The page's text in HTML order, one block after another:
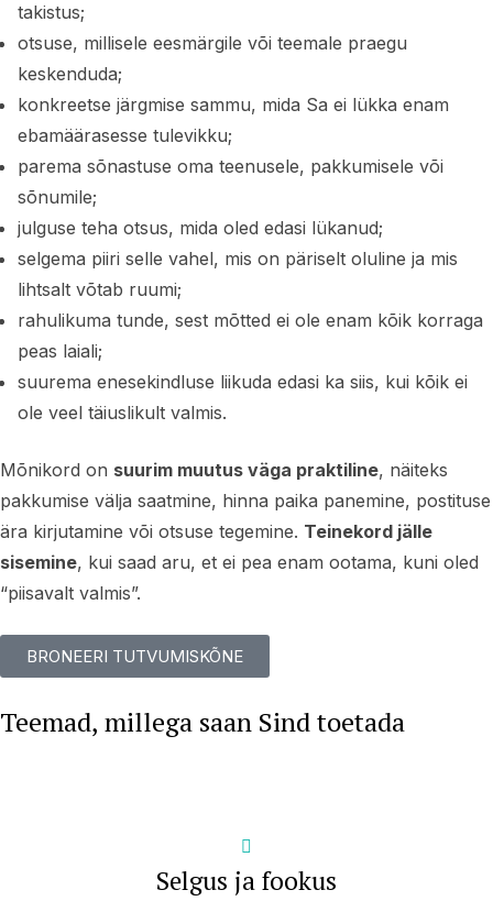
takistus;
otsuse, millisele eesmärgile või teemale praegu
keskenduda;
konkreetse järgmise sammu, mida Sa ei lükka enam
ebamäärasesse tulevikku;
parema sõnastuse oma teenusele, pakkumisele või
sõnumile;
julguse teha otsus, mida oled edasi lükanud;
selgema piiri selle vahel, mis on päriselt oluline ja mis
lihtsalt võtab ruumi;
rahulikuma tunde, sest mõtted ei ole enam kõik korraga
peas laiali;
suurema enesekindluse liikuda edasi ka siis, kui kõik ei
ole veel täiuslikult valmis.
Mõnikord on suurim muutus väga praktiline, näiteks
pakkumise välja saatmine, hinna paika panemine, postituse
ära kirjutamine või otsuse tegemine. Teinekord jälle
sisemine, kui saad aru, et ei pea enam ootama, kuni oled
“piisavalt valmis”.
BRONEERI TUTVUMISKÕNE
Teemad, millega saan Sind toetada
Selgus ja fookus